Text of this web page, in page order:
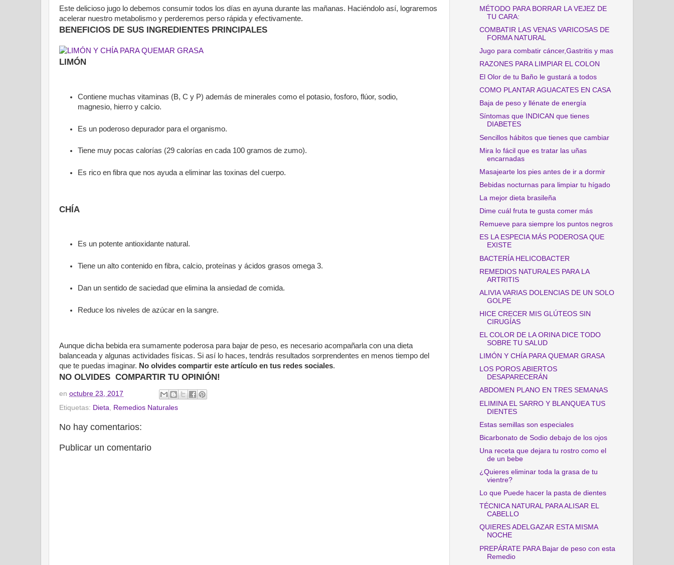
Este delicioso jugo lo debemos consumir todos los días en ayuna durante las mañanas. Haciéndolo así, lograremos
acelerar nuestro metabolismo y perderemos perso rápida y efectivamente.
BENEFICIOS DE SUS INGREDIENTES PRINCIPALES
LIMÓN
Contiene muchas vitaminas (B, C y P) además de minerales como el potasio, fosforo, flúor, sodio,
magnesio, hierro y calcio.
Es un poderoso depurador para el organismo.
Tiene muy pocas calorías (29 calorías en cada 100 gramos de zumo).
Es rico en fibra que nos ayuda a eliminar las toxinas del cuerpo.
CHÍA
Es un potente antioxidante natural.
Tiene un alto contenido en fibra, calcio, proteínas y ácidos grasos omega 3.
Dan un sentido de saciedad que elimina la ansiedad de comida.
Reduce los niveles de azúcar en la sangre.
Aunque dicha bebida era sumamente poderosa para bajar de peso, es necesario acompañarla con una dieta
balanceada y algunas actividades físicas. Si así lo haces, tendrás resultados sorprendentes en menos tiempo del
que te puedas imaginar. No olvides compartir este artículo en tus redes sociales.
NO OLVIDES COMPARTIR TU OPINIÓN!
en octubre 23, 2017
Etiquetas: Dieta, Remedios Naturales
No hay comentarios:
Publicar un comentario
MÉTODO PARA BORRAR LA VEJEZ DE
TU CARA:
COMBATIR LAS VENAS VARICOSAS DE
FORMA NATURAL
Jugo para combatir cáncer,Gastritis y mas
RAZONES PARA LIMPIAR EL COLON
El Olor de tu Baño le gustará a todos
COMO PLANTAR AGUACATES EN CASA
Baja de peso y llénate de energía
Síntomas que INDICAN que tienes
DIABETES
Sencillos hábitos que tienes que cambiar
Mira lo fácil que es tratar las uñas
encarnadas
Masajearte los pies antes de ir a dormir
Bebidas nocturnas para limpiar tu hígado
La mejor dieta brasileña
Dime cuál fruta te gusta comer más
Remueve para siempre los puntos negros
ES LA ESPECIA MÁS PODEROSA QUE
EXISTE
BACTERÍA HELICOBACTER
REMEDIOS NATURALES PARA LA
ARTRITIS
ALIVIA VARIAS DOLENCIAS DE UN SOLO
GOLPE
HICE CRECER MIS GLÚTEOS SIN
CIRUGÍAS
EL COLOR DE LA ORINA DICE TODO
SOBRE TU SALUD
LIMÓN Y CHÍA PARA QUEMAR GRASA
LOS POROS ABIERTOS
DESAPARECERÁN
ABDOMEN PLANO EN TRES SEMANAS
ELIMINA EL SARRO Y BLANQUEA TUS
DIENTES
Estas semillas son especiales
Bicarbonato de Sodio debajo de los ojos
Una receta que dejara tu rostro como el
de un bebe
¿Quieres eliminar toda la grasa de tu
vientre?
Lo que Puede hacer la pasta de dientes
TÉCNICA NATURAL PARA ALISAR EL
CABELLO
QUIERES ADELGAZAR ESTA MISMA
NOCHE
PREPÁRATE PARA Bajar de peso con esta
Remedio